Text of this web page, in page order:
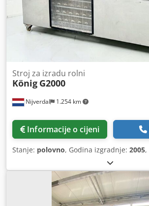
Nijverdal 1.254 km
Stroj za izradu rolni
König G2000
Informacije o cijeni
Stanje: polovno, Godina izgradnje: 2005,